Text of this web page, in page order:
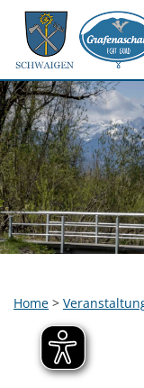
Home >